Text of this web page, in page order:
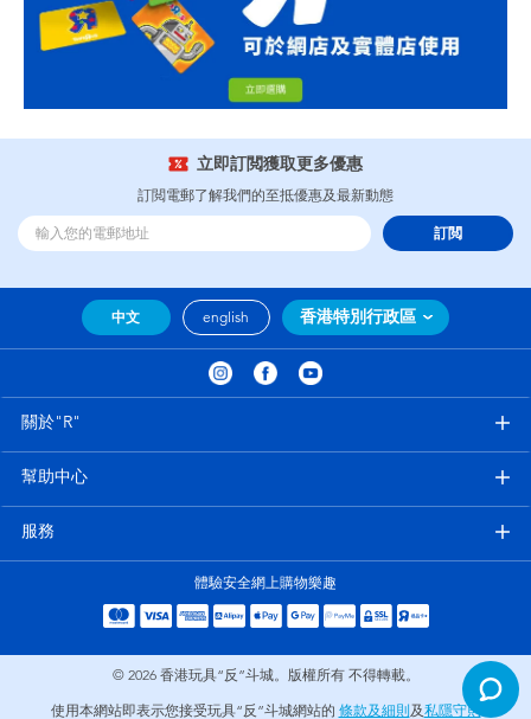
立即訂閲獲取更多優惠
訂閲電郵了解我們的至抵優惠及最新動態
訂閲
中文 english 香港特別行政區
關於"R"
幫助中心
服務
體驗安全網上購物樂趣
© 2026 香港玩具“反”斗城。版權所有 不得轉載。
使用本網站即表示您接受玩具“反”斗城網站的 條款及細則及私隱守則